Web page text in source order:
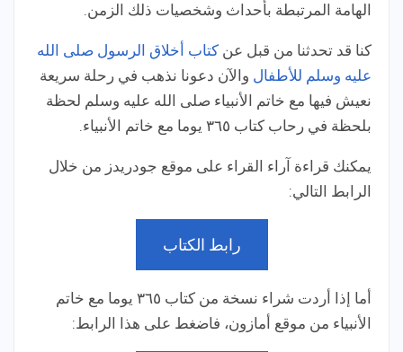
الهامة المرتبطة بأحداث وشخصيات ذلك الزمن.
كنا قد تحدثنا من قبل عن كتاب أخلاق الرسول صلى الله
عليه وسلم للأطفال والآن دعونا نذهب في رحلة سريعة
نعيش فيها مع خاتم الأنبياء صلى الله عليه وسلم لحظة
بلحظة في رحاب كتاب ٣٦٥ يوما مع خاتم الأنبياء.
يمكنك قراءة آراء القراء على موقع جودريدز من خلال
الرابط التالي:
رابط الكتاب
أما إذا أردت شراء نسخة من كتاب ٣٦٥ يوما مع خاتم
الأنبياء من موقع أمازون، فاضغط على هذا الرابط: